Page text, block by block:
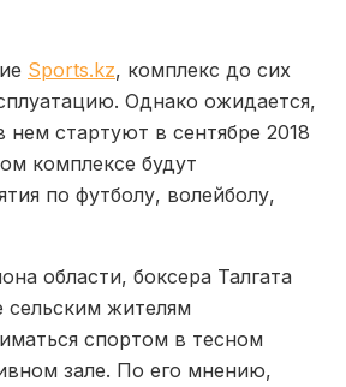
Sports.kz, комплекс до сих
Однако ожидается,
нем стартуют в сентябре 2018
комплексе будут
по футболу, волейболу,
области, боксера Талгата
сельским жителям
спортом в тесном
зале. По его мнению,